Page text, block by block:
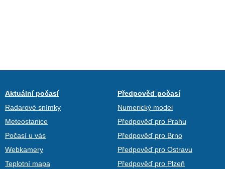
Aktuální počasí
Radarové snímky
Meteostanice
Počasí u vás
Webkamery
Teplotní mapa
Předpověď počasí
Numerický model
Předpověď pro Prahu
Předpověď pro Brno
Předpověď pro Ostravu
Předpověď pro Plzeň